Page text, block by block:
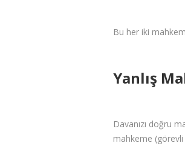
Bu her iki
Yanlış
Davanızı doğru
mahkeme (görevli